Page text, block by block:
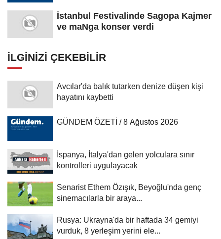
İstanbul Festivalinde Sagopa Kajmer
ve maNga konser verdi
İLGINIZI ÇEKEBILIR
Avcılar'da balık tutarken denize düşen kişi
hayatını kaybetti
GÜNDEM ÖZETİ / 8 Ağustos 2026
İspanya, İtalya'dan gelen yolculara sınır
kontrolleri uygulayacak
Senarist Ethem Özışık, Beyoğlu'nda genç
sinemacılarla bir araya...
Rusya: Ukrayna'da bir haftada 34 gemiyi
vurduk, 8 yerleşim yerini ele...